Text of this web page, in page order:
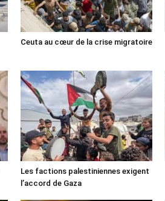
Ceuta au cœur de la crise migratoire
Les factions palestiniennes exigent
l’accord de Gaza